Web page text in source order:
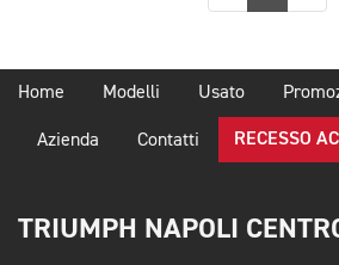
Home Modelli Usato
Azienda Contatti RECESSO
TRIUMPH NAPOLI